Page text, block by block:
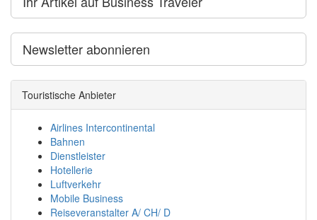
Newsletter abonnieren
Touristische Anbieter
Airlines Intercontinental
Bahnen
Dienstleister
Hotellerie
Luftverkehr
Mobile Business
Reiseveranstalter A/ CH/ D